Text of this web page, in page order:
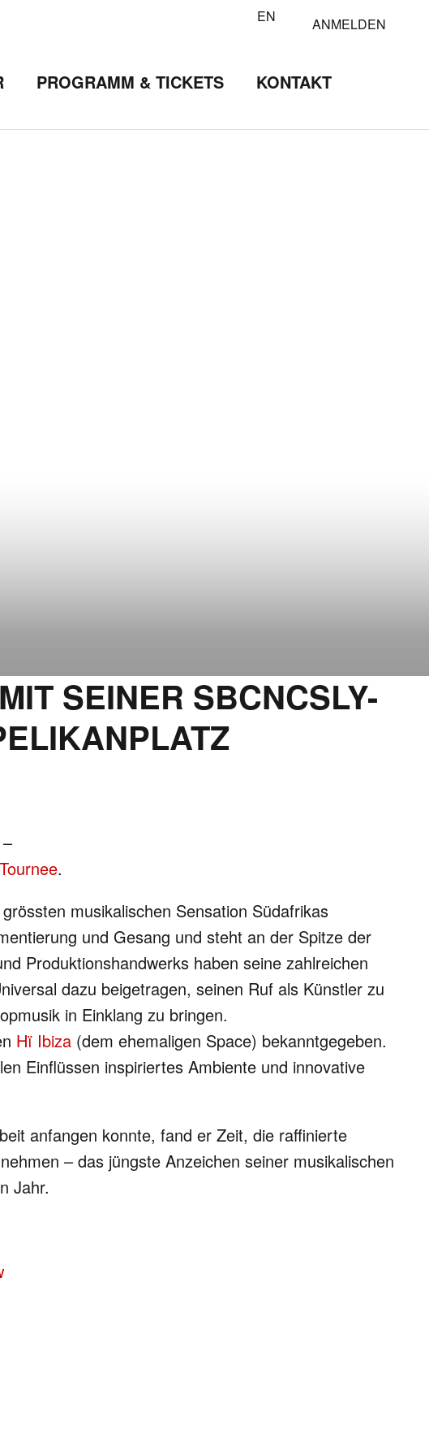
EN ANMELDEN
PROGRAMM & TICKETS KONTAKT
SEINER SBCNCSLY-
.
musikalischen Sensation Südafrikas
und Gesang und steht an der Spitze der
Produktionshandwerks haben seine zahlreichen
dazu beigetragen, seinen Ruf als Künstler zu
in Einklang zu bringen.
Hï Ibiza (dem ehemaligen Space) bekanntgegeben.
Einflüssen inspiriertes Ambiente und innovative
anfangen konnte, fand er Zeit, die raffinierte
– das jüngste Anzeichen seiner musikalischen
Jahr.